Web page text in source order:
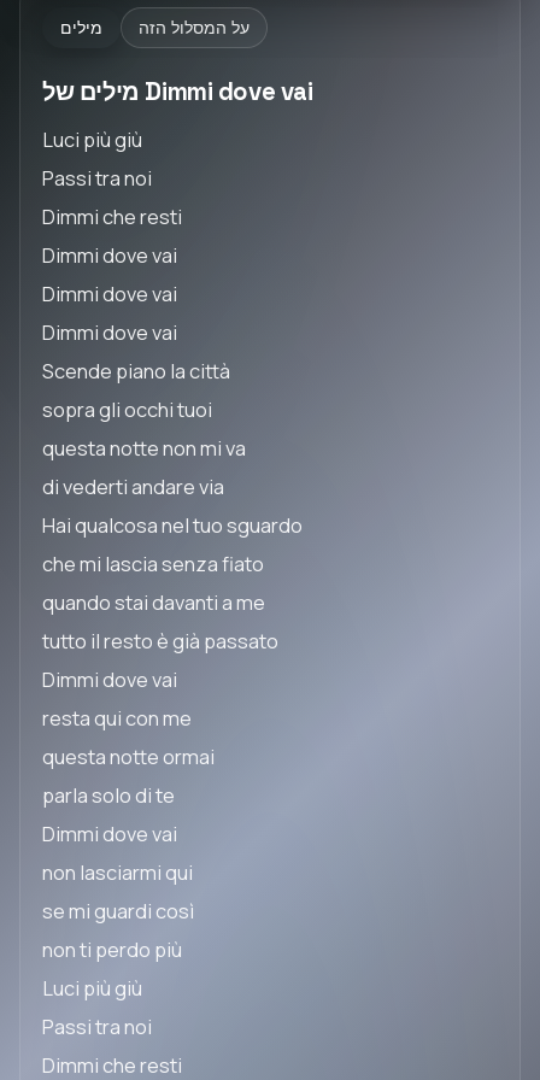
מילים על המסלול הזה
מילים של Dimmi dove vai
Luci più giù
Passi tra noi
Dimmi che resti
Dimmi dove vai
Dimmi dove vai
Dimmi dove vai
Scende piano la città
sopra gli occhi tuoi
questa notte non mi va
di vederti andare via
Hai qualcosa nel tuo sguardo
che mi lascia senza fiato
quando stai davanti a me
tutto il resto è già passato
Dimmi dove vai
resta qui con me
questa notte ormai
parla solo di te
Dimmi dove vai
non lasciarmi qui
se mi guardi così
non ti perdo più
Luci più giù
Passi tra noi
Dimmi che resti